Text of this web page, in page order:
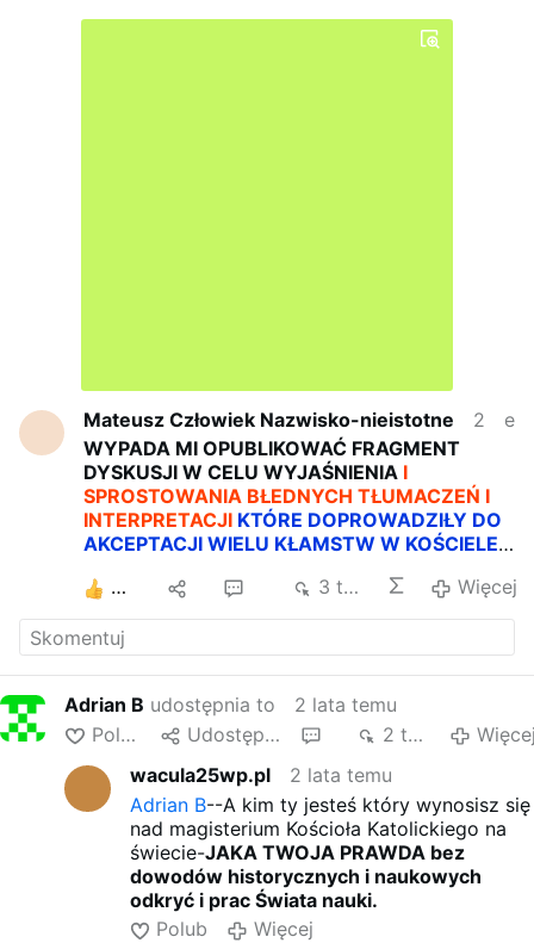
Mateusz Człowiek Nazwisko-nieistotne
edytowano
WYPADA MI OPUBLIKOWAĆ FRAGMENT
DYSKUSJI W CELU WYJAŚNIENIA I
SPROSTOWANIA BŁEDNYCH TŁUMACZEŃ I
INTERPRETACJI KTÓRE DOPROWADZIŁY DO
AKCEPTACJI WIELU KŁAMSTW W KOŚCIELE
ŻADNE KŁAMSTWO NIE JEST PRAWDĄ
DLATEGO, ŻE KOŚCIÓŁ KATOLICKI CZY
JAKIKOWIEK INNY TAK MÓWI,LUB ŻE SOBÓR
TAK USTALIŁ, CZY DLATEGO ŻE PAPIEŻ TAK
przetłumaczone słowa Ewangelii św.
Mateusza (16,19) COKOLWIEK ZWIĄŻESZ NA
COKOLWIEK ROZWIĄŻESZ NA ZIEMI BĘDZIE
ROZWIĄZANE W NIEBIE. PRAWIDŁOWE
TŁUMACZENIE BRZMI: KOGOKOLWIEK
ZOBOWIĄŻESZ NA ZIEMI, BĘDZIE
ZOBOWIĄZANY W NIEBIE, A KOMUKOLWIEK
λελυμένον) ODPUŚCISZ NA ZIEMI BĘDZIE
MU ODPUSZCZONE W NIEBIE.
3 tys. Więcej
Adrian B udostępnia to
2 lata temu
Polub
Udostępnij 2 tys.
wacula25wp.pl
2 lata temu
Adrian B--A kim ty jesteś który wynosisz się
nad magisterium Kościoła Katolickiego na
świecie-JAKA TWOJA PRAWDA bez
dowodów historycznych i naukowych
odkryć i prac Świata nauki.
Polub
Więcej